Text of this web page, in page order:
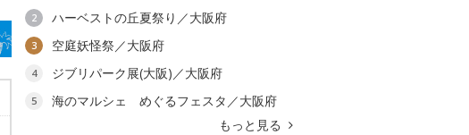
2 ハーベストの丘夏祭り／大阪府
3 空庭妖怪祭／大阪府
4 ジブリパーク展(大阪)／大阪府
5
海のマルシェ めぐるフェスタ／大阪府
もっと見る